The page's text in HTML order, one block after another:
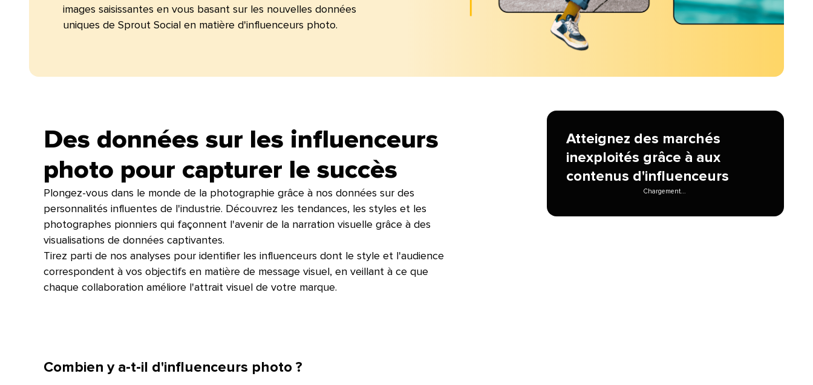
images saisissantes en vous basant sur les nouvelles données
uniques de Sprout Social en matière d'influenceurs photo.​​
Des données sur les influenceurs
photo pour capturer le succès​​
Plongez-vous dans le monde de la photographie grâce à nos données sur des
personnalités influentes de l'industrie. Découvrez les tendances, les styles et les
photographes pionniers qui façonnent l'avenir de la narration visuelle grâce à des
visualisations de données captivantes.​​
Tirez parti de nos analyses pour identifier les influenceurs dont le style et l'audience
correspondent à vos objectifs en matière de message visuel, en veillant à ce que
chaque collaboration améliore l'attrait visuel de votre marque.​​
Combien y a-t-il d'influenceurs photo ?​​
Atteignez des marchés
inexploités grâce à aux
contenus d'influenceurs​​
Chargement...​​